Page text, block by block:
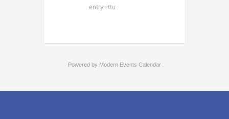
entry=ttu
Powered by Modern Events Calendar